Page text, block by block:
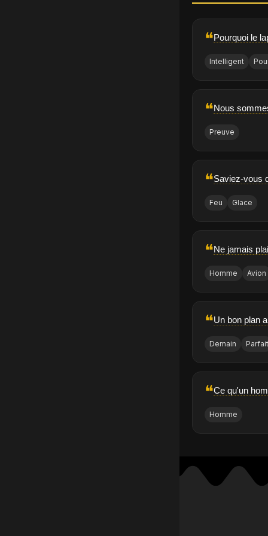
❝Pourquoi le
Intelligent
❝Nous
Preuve
❝Saviez-vous
Feu Glace
❝Ne jamais
Homme Avion
❝Un bon plan
Demain Parfait
❝Ce qu'un
Homme